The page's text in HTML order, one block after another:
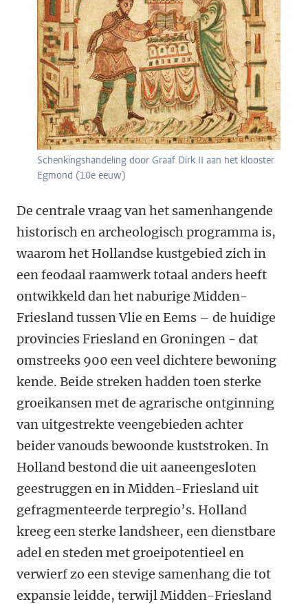
Schenkingshandeling door Graaf Dirk II aan het klooster
Egmond (10e eeuw)
De centrale vraag van het samenhangende
historisch en archeologisch programma is,
waarom het Hollandse kustgebied zich in
een feodaal raamwerk totaal anders heeft
ontwikkeld dan het naburige Midden-
Friesland tussen Vlie en Eems – de huidige
provincies Friesland en Groningen - dat
omstreeks 900 een veel dichtere bewoning
kende. Beide streken hadden toen sterke
groeikansen met de agrarische ontginning
van uitgestrekte veengebieden achter
beider vanouds bewoonde kuststroken. In
Holland bestond die uit aaneengesloten
geestruggen en in Midden-Friesland uit
gefragmenteerde terpregio’s. Holland
kreeg een sterke landsheer, een dienstbare
adel en steden met groeipotentieel en
verwierf zo een stevige samenhang die tot
expansie leidde, terwijl Midden-Friesland